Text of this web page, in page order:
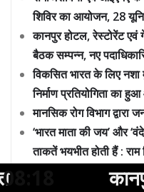
शिविर का आयोजन, 28
कानपुर होटल, रेस्टोरेंट
बैठक सम्पन्न, नए
विकसित भारत के लिए
निर्माण प्रतियोगिता का
मानसिक रोग विभाग
‘भारत माता की जय’ और
ताकतें भयभीत होती हैं : राम
होटल, रेस्टोरेंट
08:18